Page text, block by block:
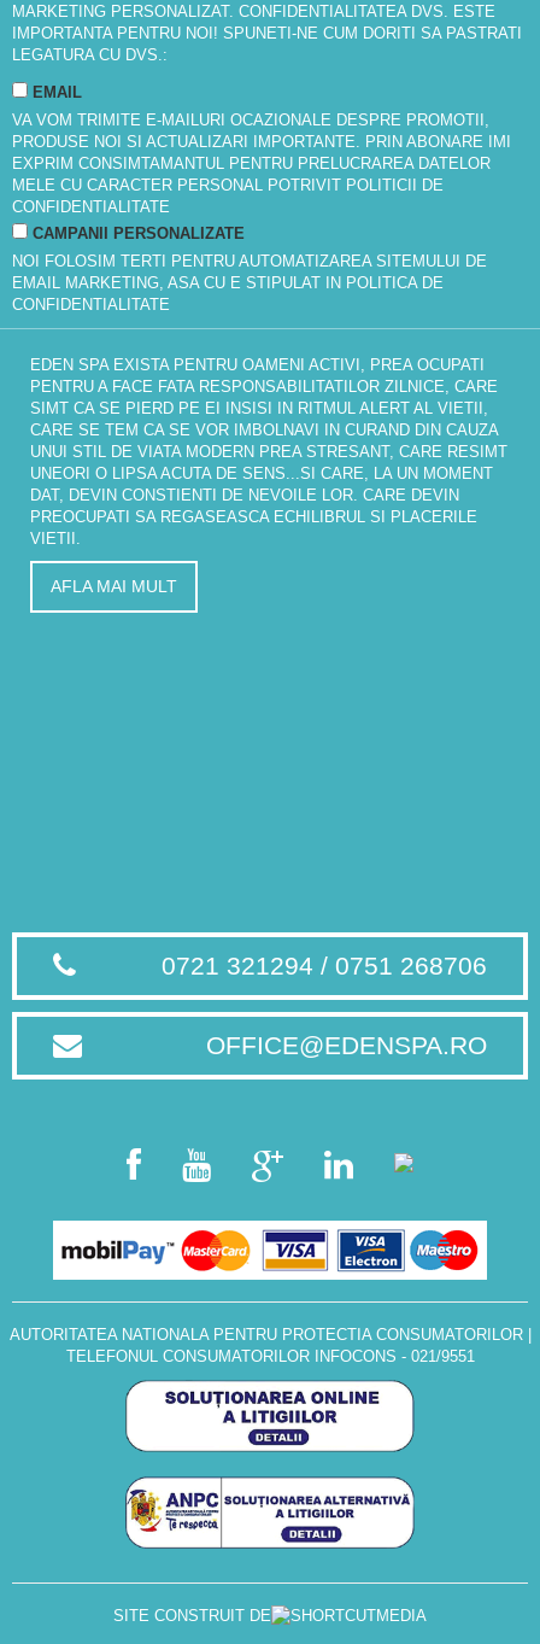
MARKETING PERSONALIZAT. CONFIDENTIALITATEA DVS. ESTE
IMPORTANTA PENTRU NOI! SPUNETI-NE CUM DORITI SA PASTRATI
LEGATURA CU DVS.:
EMAIL
VA VOM TRIMITE E-MAILURI OCAZIONALE DESPRE PROMOTII,
PRODUSE NOI SI ACTUALIZARI IMPORTANTE. PRIN ABONARE IMI
EXPRIM CONSIMTAMANTUL PENTRU PRELUCRAREA DATELOR
MELE CU CARACTER PERSONAL POTRIVIT POLITICII DE
CONFIDENTIALITATE
CAMPANII PERSONALIZATE
NOI FOLOSIM TERTI PENTRU AUTOMATIZAREA SITEMULUI DE
EMAIL MARKETING, ASA CU E STIPULAT IN POLITICA DE
CONFIDENTIALITATE
EDEN SPA EXISTA PENTRU OAMENI ACTIVI, PREA OCUPATI
PENTRU A FACE FATA RESPONSABILITATILOR ZILNICE, CARE
SIMT CA SE PIERD PE EI INSISI IN RITMUL ALERT AL VIETII,
CARE SE TEM CA SE VOR IMBOLNAVI IN CURAND DIN CAUZA
UNUI STIL DE VIATA MODERN PREA STRESANT, CARE RESIMT
UNEORI O LIPSA ACUTA DE SENS...SI CARE, LA UN MOMENT
DAT, DEVIN CONSTIENTI DE NEVOILE LOR. CARE DEVIN
PREOCUPATI SA REGASEASCA ECHILIBRUL SI PLACERILE
VIETII.
AFLA MAI MULT
0721 321294 / 0751 268706
OFFICE@EDENSPA.RO
AUTORITATEA NATIONALA PENTRU PROTECTIA CONSUMATORILOR|
TELEFONUL CONSUMATORILOR INFOCONS - 021/9551
SITE CONSTRUIT DE